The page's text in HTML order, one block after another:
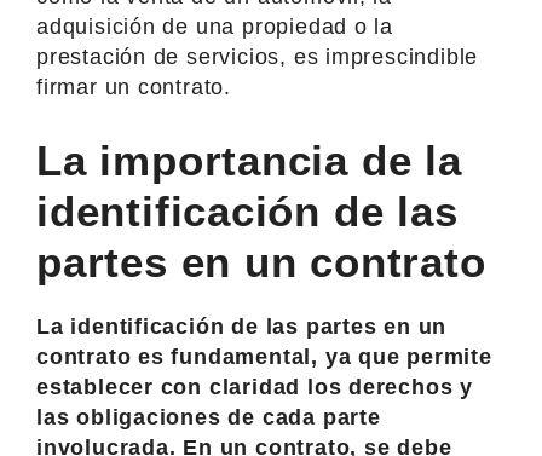
adquisición de una propiedad o la
prestación de servicios, es imprescindible
firmar un contrato.
La importancia de la
identificación de las
partes en un contrato
La identificación de las partes en un
contrato es fundamental, ya que permite
establecer con claridad los derechos y
las obligaciones de cada parte
involucrada. En un contrato, se debe